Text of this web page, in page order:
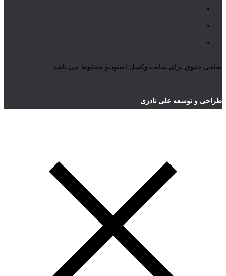
تمامی حقوق برای سایت وکسل استودیو محفوظ می باشد.
طراحی و توسعه علی نادری